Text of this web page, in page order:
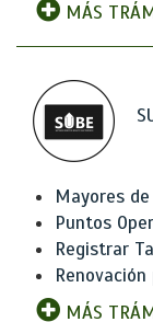
MÁS
Mayores
Puntos
Registrar
MÁS